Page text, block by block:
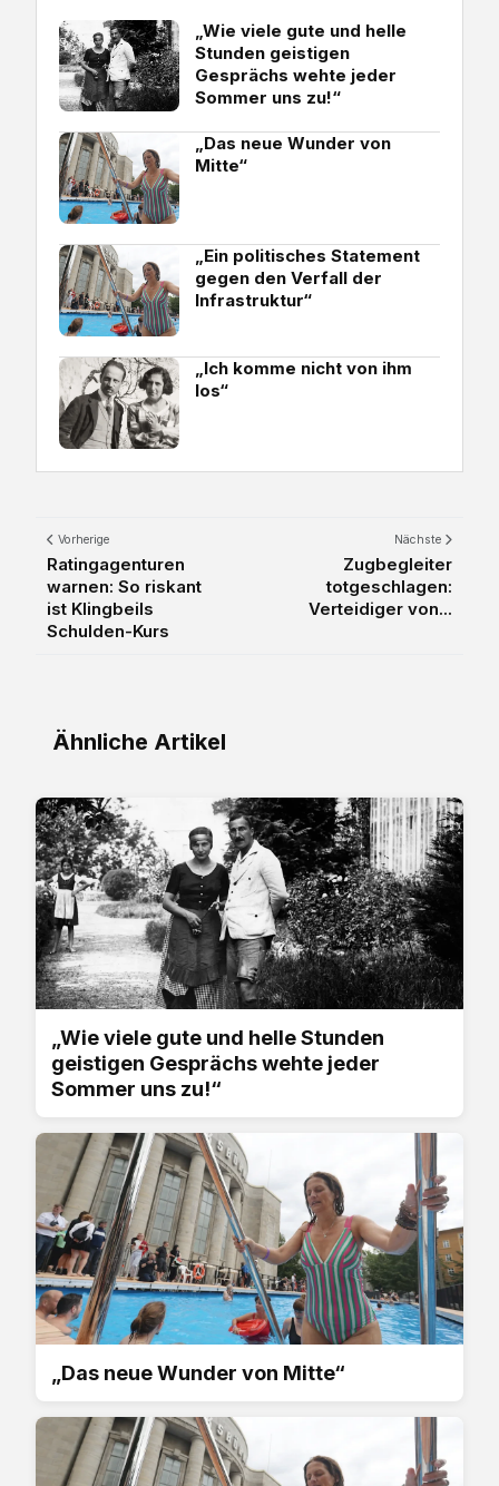
„Wie viele gute und helle
Stunden geistigen
Gesprächs wehte jeder
Sommer uns zu!“
„Das neue Wunder von
Mitte“
„Ein politisches Statement
gegen den Verfall der
Infrastruktur“
„Ich komme nicht von ihm
los“
Vorherige
Ratingagenturen
warnen: So riskant
ist Klingbeils
Schulden-Kurs
Nächste
Zugbegleiter
totgeschlagen:
Verteidiger von...
Ähnliche Artikel
„Wie viele gute und helle Stunden
geistigen Gesprächs wehte jeder
Sommer uns zu!“
„Das neue Wunder von Mitte“